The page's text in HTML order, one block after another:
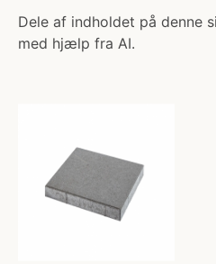
Dele af indholdet på denne
med hjælp fra AI.